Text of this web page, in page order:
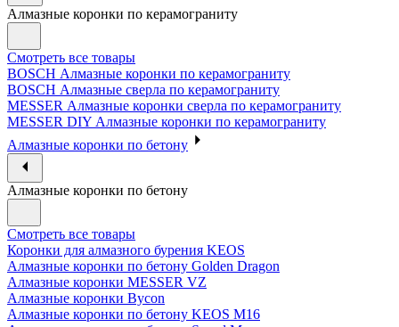
Алмазные коронки по керамограниту
Смотреть все товары
BOSCH Алмазные коронки по керамограниту
BOSCH Алмазные сверла по керамограниту
MESSER Алмазные коронки сверла по керамограниту
MESSER DIY Алмазные коронки по керамограниту
Алмазные коронки по бетону
Алмазные коронки по бетону
Смотреть все товары
Коронки для алмазного бурения KEOS
Алмазные коронки по бетону Golden Dragon
Алмазные коронки MESSER VZ
Алмазные коронки Bycon
Алмазные коронки по бетону KEOS M16